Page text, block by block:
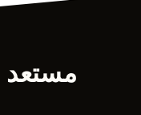
مستعد